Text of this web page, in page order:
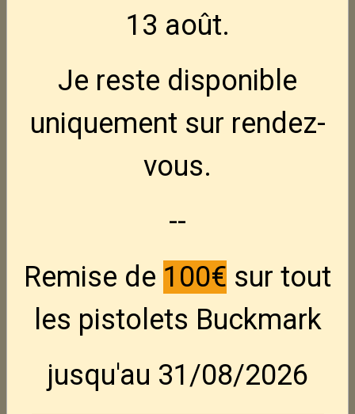
Active des Amateurs d'Armes ---
leur emballage d'origine
30€ la piéce
30,00€ TTC
13 août.
Je reste disponible
uniquement sur rendez-
vous.
--
Remise de 100€ sur tout
les pistolets Buckmark
jusqu'au 31/08/2026